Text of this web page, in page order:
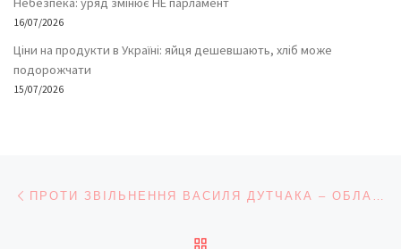
16/07/2026
Ціни на продукти в Україні: яйця дешевшають, хліб може
подорожчати
15/07/2026
Навігація записів